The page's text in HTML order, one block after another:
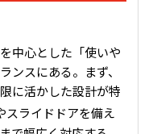
中心とした「使いや
ンスにある。まず、
に活かした設計が特
スライドドアを備え